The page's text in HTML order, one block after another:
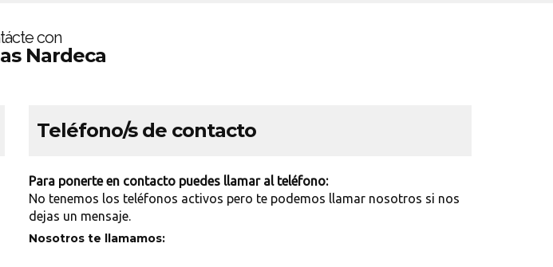
con
Nardeca
Teléfono/s de contacto
Para ponerte en contacto puedes llamar al teléfono:
No tenemos los teléfonos activos pero te podemos llamar nosotros si nos
dejas un mensaje.
Nosotros te llamamos: